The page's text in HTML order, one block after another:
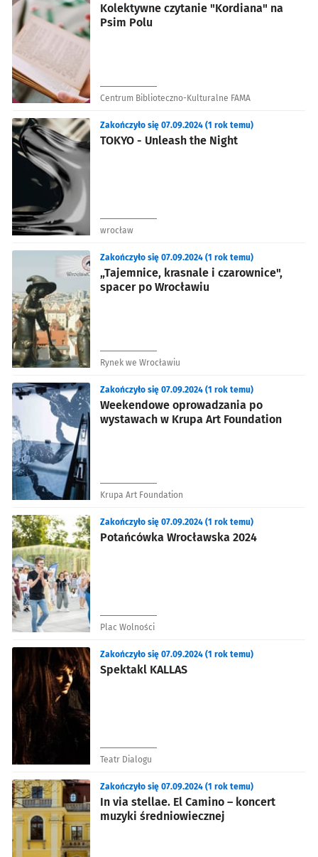
Kolektywne czytanie "Kordiana" na
Psim Polu
Centrum Biblioteczno-Kulturalne FAMA
TOKYO - Unleash the Night
Zakończyło się 07.09.2024 (1 rok temu)
wrocław
„Tajemnice, krasnale i czarownice",
spacer po Wrocławiu
Zakończyło się 07.09.2024 (1 rok temu)
Rynek we Wrocławiu
Weekendowe oprowadzania po
wystawach w Krupa Art Foundation
Zakończyło się 07.09.2024 (1 rok temu)
Krupa Art Foundation
Potańcówka Wrocławska 2024
Zakończyło się 07.09.2024 (1 rok temu)
Plac Wolności
Spektakl KALLAS
Zakończyło się 07.09.2024 (1 rok temu)
Teatr Dialogu
In via stellae. El Camino – koncert
muzyki średniowiecznej
Zakończyło się 07.09.2024 (1 rok temu)